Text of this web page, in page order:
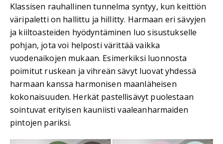
Klassisen rauhallinen tunnelma syntyy, kun keittiön
väripaletti on hallittu ja hillitty. Harmaan eri sävyjen
ja kiiltoasteiden hyödyntäminen luo sisustukselle
pohjan, jota voi helposti värittää vaikka
vuodenaikojen mukaan. Esimerkiksi luonnosta
poimitut ruskean ja vihreän sävyt luovat yhdessä
harmaan kanssa harmonisen maanläheisen
kokonaisuuden. Herkät pastellisävyt puolestaan
sointuvat erityisen kauniisti vaaleanharmaiden
pintojen pariksi.